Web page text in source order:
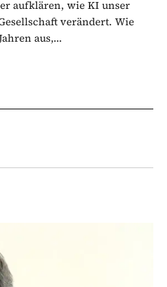
aufklären, wie KI unser
verändert. Wie
aus,...